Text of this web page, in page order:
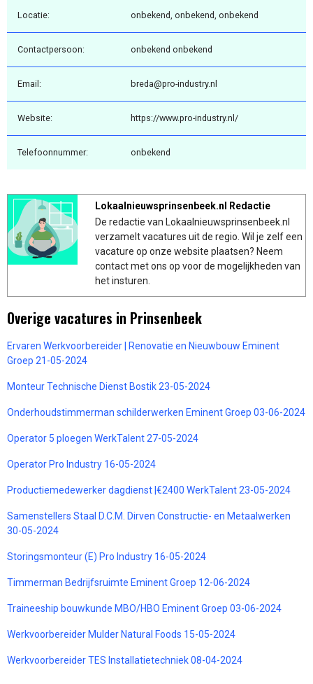
Locatie: onbekend, onbekend, onbekend
Contactpersoon: onbekend onbekend
Email: breda@pro-industry.nl
Website: https://www.pro-industry.nl/
Telefoonnummer: onbekend
Lokaalnieuwsprinsenbeek.nl Redactie
De redactie van Lokaalnieuwsprinsenbeek.nl
verzamelt vacatures uit de regio. Wil je zelf een
vacature op onze website plaatsen? Neem
contact met ons op voor de mogelijkheden van
het insturen.
Overige vacatures in Prinsenbeek
Ervaren Werkvoorbereider | Renovatie en Nieuwbouw Eminent
Groep 21-05-2024
Monteur Technische Dienst Bostik 23-05-2024
Onderhoudstimmerman schilderwerken Eminent Groep 03-06-2024
Operator 5 ploegen WerkTalent 27-05-2024
Operator Pro Industry 16-05-2024
Productiemedewerker dagdienst |€2400 WerkTalent 23-05-2024
Samenstellers Staal D.C.M. Dirven Constructie- en Metaalwerken
30-05-2024
Storingsmonteur (E) Pro Industry 16-05-2024
Timmerman Bedrijfsruimte Eminent Groep 12-06-2024
Traineeship bouwkunde MBO/HBO Eminent Groep 03-06-2024
Werkvoorbereider Mulder Natural Foods 15-05-2024
Werkvoorbereider TES Installatietechniek 08-04-2024